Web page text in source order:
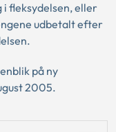
fleksydelsen, eller
udbetalt efter
på ny
2005.